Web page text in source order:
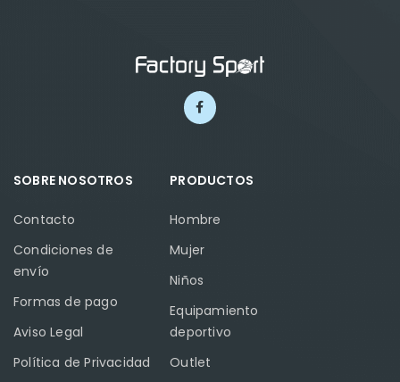
SOBRE NOSOTROS
Contacto
Condiciones de
envío
Formas de pago
Aviso Legal
Política de Privacidad
PRODUCTOS
Hombre
Mujer
Niños
Equipamiento
deportivo
Outlet